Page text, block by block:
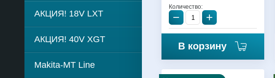
АКЦИЯ! 18V LXT
АКЦИЯ! 40V XGT
Makita-MT Line
Количество:
− +
В корзину